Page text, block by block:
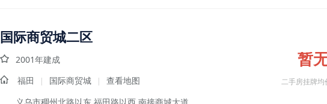
国际商贸城二区
2001年建成
福田
| 国际商贸城 |
查看地图
义乌市稠州北路以东,福田路以西,南接商城大道
暂
二手房挂牌均